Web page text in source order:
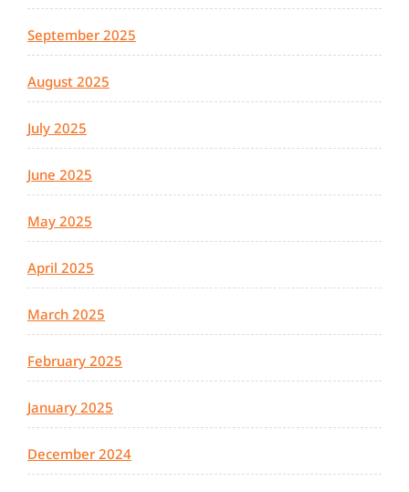
September 2025
August 2025
July 2025
June 2025
May 2025
April 2025
March 2025
February 2025
January 2025
December 2024